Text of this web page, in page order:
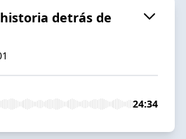
detrás de
24:34